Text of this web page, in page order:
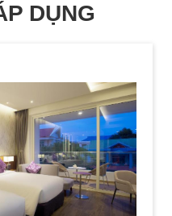
DỤNG